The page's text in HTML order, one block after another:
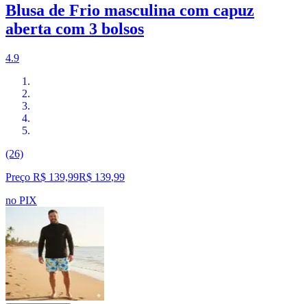
Blusa de Frio masculina com capuz
aberta com 3 bolsos
4.9
(26)
Preço R$ 139,99R$ 139,99
no PIX